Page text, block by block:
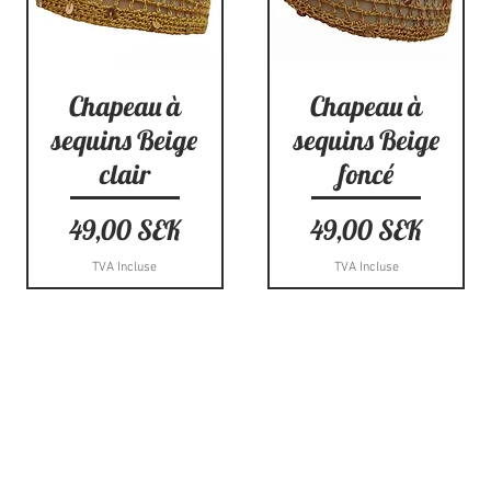
Aperçu rapide
Chapeau à
sequins Beige
clair
Prix
49,00 SEK
TVA Incluse
Aperçu rapide
Chapeau à
sequins Beige
foncé
Prix
49,00 SEK
TVA Incluse